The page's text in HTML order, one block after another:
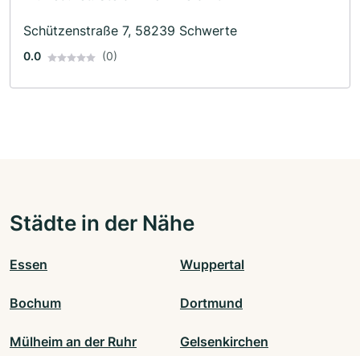
Schützenstraße 7, 58239 Schwerte
0.0 (0)
Städte in der Nähe
Essen Wuppertal
Bochum Dortmund
Mülheim an der Ruhr Gelsenkirchen